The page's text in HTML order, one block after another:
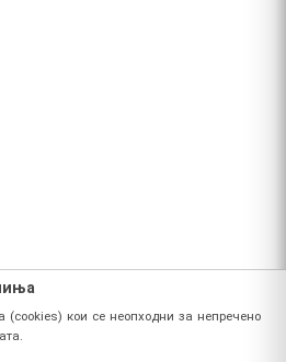
(cookies) кои се неопходни за непречено